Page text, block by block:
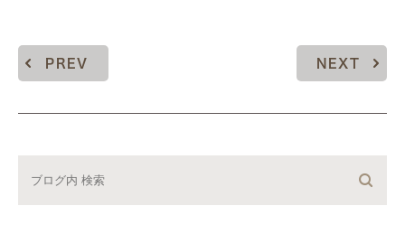
PREV NEXT